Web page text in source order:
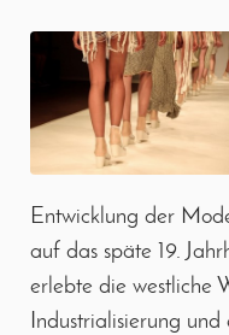
Entwicklung der
auf das späte 19.
erlebte die westliche
Industrialisierung